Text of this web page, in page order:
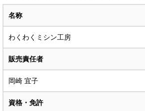
名称
わくわくミシン工房
販売責任者
岡崎 宜子
資格・免許